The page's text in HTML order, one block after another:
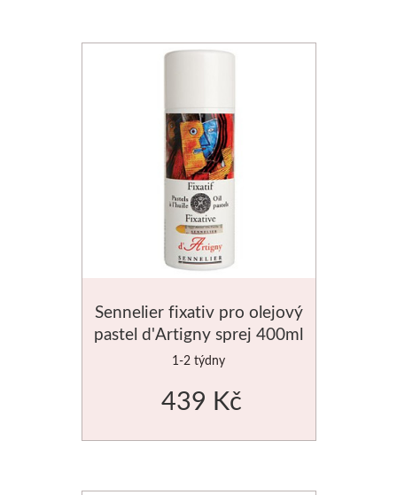
Sennelier fixativ pro olejový
pastel d'Artigny sprej 400ml
1-2 týdny
439 Kč